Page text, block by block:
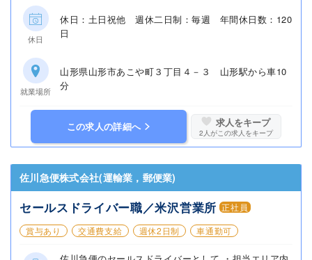
休日
休日：土日祝他 週休二日制：毎週 年間休日数：120
日
就業場所
山形県山形市あこや町３丁目４－３ 山形駅から車10
分
この求人の詳細へ 求人をキープ
2 人がこの求人をキープ
佐川急便株式会社(運輸業，郵便業)
セールスドライバー職／米沢営業所 正社員
賞与あり
交通費支給 週休2日制 車通勤可